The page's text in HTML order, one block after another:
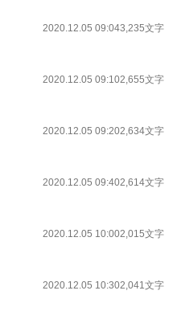
2020.12.05 09:043,235文字
2020.12.05 09:102,655文字
2020.12.05 09:202,634文字
2020.12.05 09:402,614文字
2020.12.05 10:002,015文字
2020.12.05 10:302,041文字